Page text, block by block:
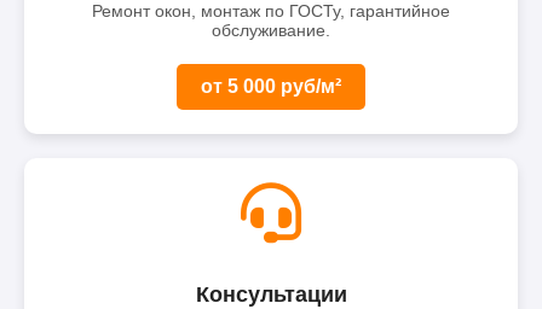
Ремонт окон, монтаж по ГОСТу, гарантийное
обслуживание.
от 5 000 руб/м²
Консультации